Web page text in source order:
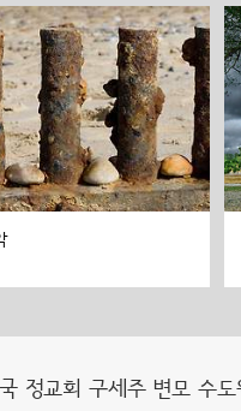
정교회 구세주 변모 수도